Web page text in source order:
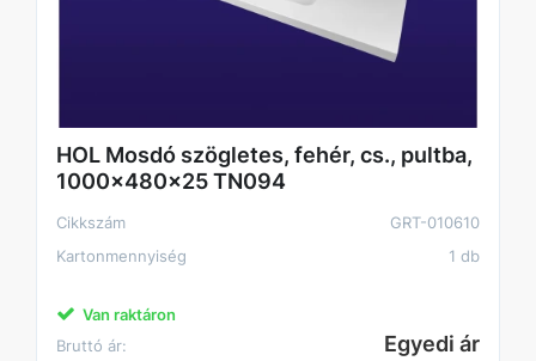
HOL Mosdó szögletes, fehér, cs., pultba,
1000x480x25 TN094
Cikkszám
GRT-010610
Kartonmennyiség
1 db
Van raktáron
Bruttó ár:
Egyedi ár